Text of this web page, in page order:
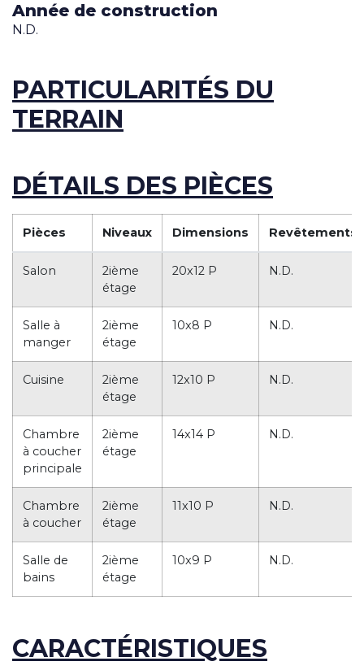
Année de construction
N.D.
PARTICULARITÉS DU
TERRAIN
DÉTAILS DES PIÈCES
Pièces Niveaux Dimensions Revêtements
Salon
2ième
étage
20x12 P N.D.
Salle à
manger
2ième
étage
10x8 P N.D.
Cuisine
2ième
étage
12x10 P N.D.
Chambre
à coucher
principale
2ième
étage
14x14 P N.D.
Chambre
à coucher
2ième
étage
11x10 P N.D.
Salle de
bains
2ième
étage
10x9 P N.D.
CARACTÉRISTIQUES